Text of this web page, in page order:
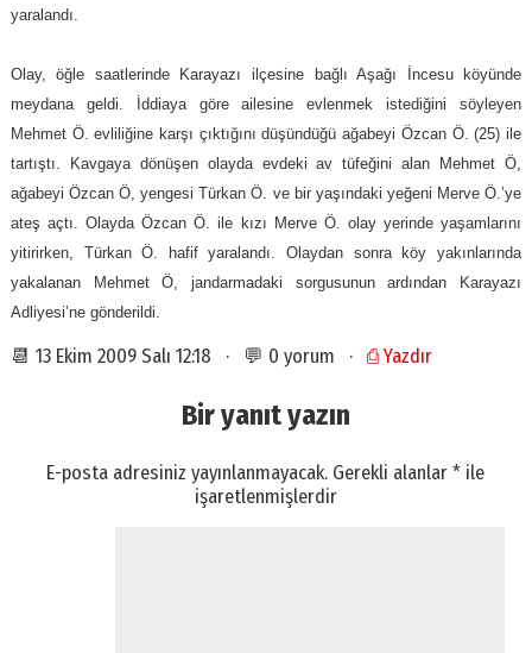
yaralandı.
Olay, öğle saatlerinde Karayazı ilçesine bağlı Aşağı İncesu köyünde
meydana geldi. İddiaya göre ailesine evlenmek istediğini söyleyen
Mehmet Ö. evliliğine karşı çıktığını düşündüğü ağabeyi Özcan Ö. (25) ile
tartıştı. Kavgaya dönüşen olayda evdeki av tüfeğini alan Mehmet Ö,
ağabeyi Özcan Ö, yengesi Türkan Ö. ve bir yaşındaki yeğeni Merve Ö.’ye
ateş açtı. Olayda Özcan Ö. ile kızı Merve Ö. olay yerinde yaşamlarını
yitirirken, Türkan Ö. hafif yaralandı. Olaydan sonra köy yakınlarında
yakalanan Mehmet Ö, jandarmadaki sorgusunun ardından Karayazı
Adliyesi’ne gönderildi.
📆 13 Ekim 2009 Salı 12:18 · 💬 0 yorum · ⎙ Yazdır
Bir yanıt yazın
E-posta adresiniz yayınlanmayacak. Gerekli alanlar* ile
işaretlenmişlerdir